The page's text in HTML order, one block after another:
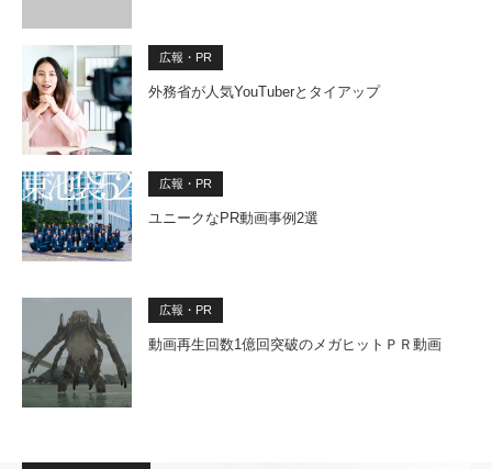
広報・PR
外務省が人気YouTuberとタイアップ
広報・PR
ユニークなPR動画事例2選
広報・PR
動画再生回数1億回突破のメガヒットＰＲ動画